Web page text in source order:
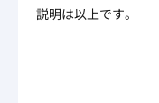
説明は以上です。